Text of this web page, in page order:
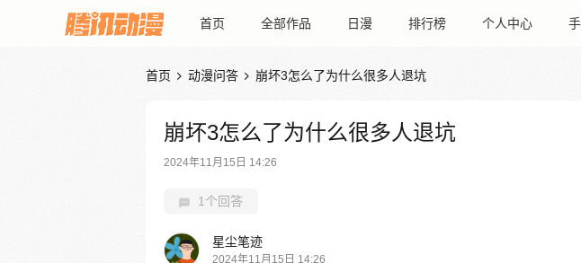
首页 全部作品 日漫 排行榜 个人中心
首页  动漫问答  崩坏3怎么了为什么很多人退坑
崩坏3怎么了为什么很多人退坑
2024年11月15日 14:26
1个回答
星尘笔迹
2024年11月15日 14:26